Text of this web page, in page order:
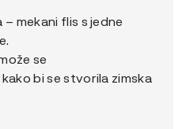
mekani flis s jedne
se
bi se stvorila zimska